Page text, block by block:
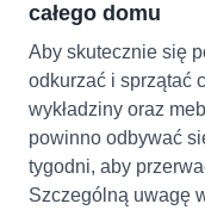
całego domu
Aby skutecznie się
odkurzać i sprzątać
wykładziny oraz
powinno odbywać
tygodni, aby
Szczególną uwagę